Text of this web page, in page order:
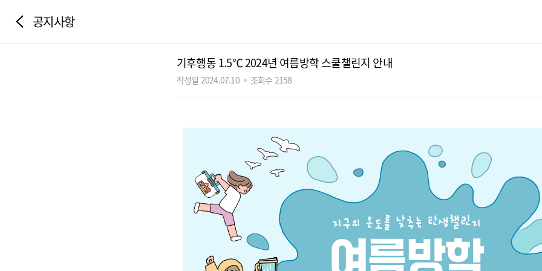
공지사항
기후행동 1.5℃ 2024년 여름방학 스쿨챌린지 안내
작성일 2024.07.10 조회수 2158